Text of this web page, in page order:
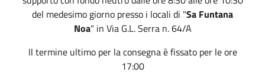
del medesimo giorno presso i locali di "Sa Funtana
Noa" in Via G.L. Serra n. 64/A
Il termine ultimo per la consegna è fissato per le ore
17:00